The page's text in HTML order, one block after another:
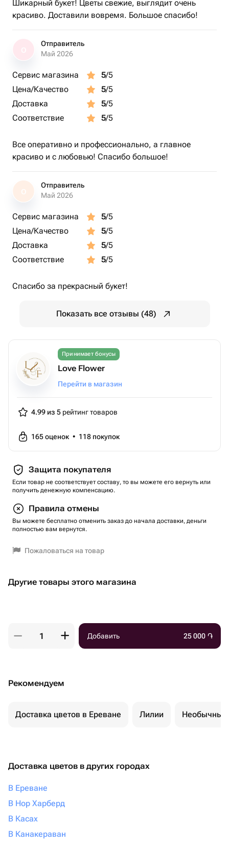
Шикарный букет! Цветы свежие, выглядит очень
красиво. Доставили вовремя. Большое спасибо!
Отправитель
Май 2026
Сервис магазина 5/5
Цена/Качество
5/5
Доставка
5/5
Соответствие
5/5
Все оперативно и профессионально, а главное
красиво и с любовью! Спасибо большое!
О
Отправитель
Май 2026
Сервис магазина 5/5
Цена/Качество
5/5
Доставка
5/5
Соответствие
5/5
Спасибо за прекрасный букет!
Показать все отзывы (48)
Принимает бонусы
Love Flower
Перейти в магазин
4.99 из 5 рейтинг товаров
165оценок • 118 покупок
Защита покупателя
Если товар не соответствует составу, то вы можете его вернуть или
получить денежную компенсацию.
Правила отмены
Вы можете бесплатно отменить заказ до начала доставки, деньги
полностью вам вернутся.
Пожаловаться на товар
Другие товары этого магазина
Добавить 25 000 ֏
Рекомендуем
Доставка цветов в Ереване Лилии Необычные
Доставка цветов в других городах
В Ереване
В Нор Харберд
В Касах
В Канакераван